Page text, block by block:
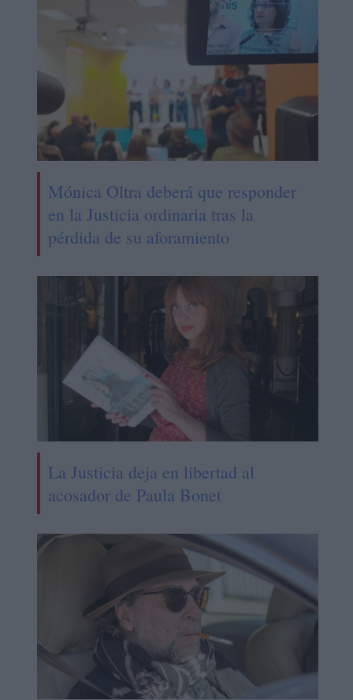
Mónica Oltra deberá que responder
en la Justicia ordinaria tras la
pérdida de su aforamiento
La Justicia deja en libertad al
acosador de Paula Bonet